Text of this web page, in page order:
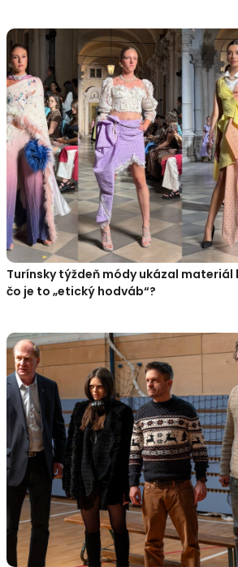
Turínsky týždeň módy ukázal
čo je to „etický hodváb“?